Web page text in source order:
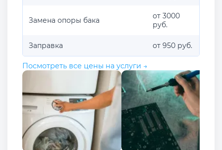
Замена опоры бака
от 3000
руб.
Заправка от 950 руб.
Посмотреть все цены на услуги →